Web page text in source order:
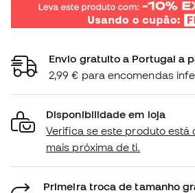
Envio gratuito a Portugal a
2,99 € para encomendas
Disponibilidade em loja
Verifica se este produto está
mais próxima de ti.
Primeira troca de tamanho